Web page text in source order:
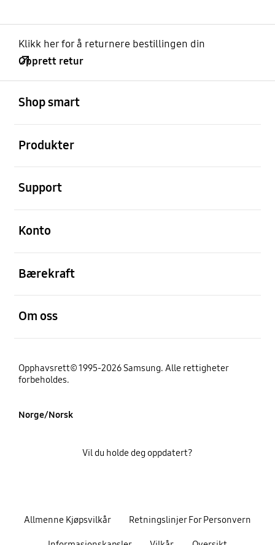
Klikk her for å returnere bestillingen din
Opprett retur
Shop smart
Produkter
Support
Konto
Bærekraft
Om oss
Opphavsrett© 1995-2026 Samsung. Alle rettigheter
forbeholdes.
Norge/Norsk
Allmenne Kjøpsvilkår Retningslinjer For Personvern
Vil du holde deg oppdatert?